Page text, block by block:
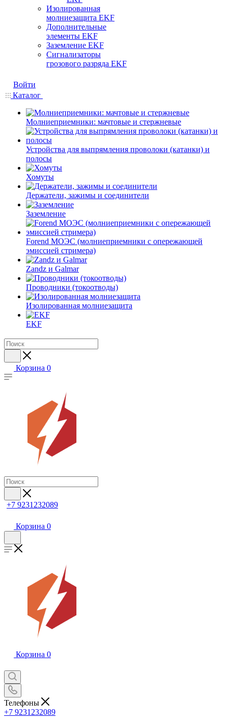
Изолированная
молниезащита EKF
Дополнительные
элементы EKF
Заземление EKF
Сигнализаторы
грозового разряда EKF
Войти
Каталог
Молниеприемники: мачтовые и стержневые
Устройства для выпрямления проволоки (катанки) и
полосы
Хомуты
Держатели, зажимы и соединители
Заземление
Forend МОЭС (молниеприемники с опережающей
эмиссией стримера)
Zandz и Galmar
Проводники (токоотводы)
Изолированная молниезащита
EKF
Корзина 0
+7 9231232089
Корзина 0
Корзина 0
Телефоны
+7 9231232089